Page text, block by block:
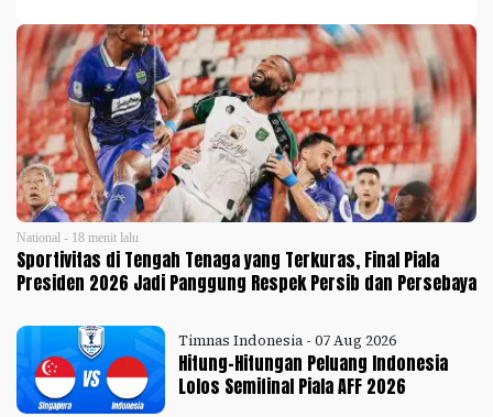
National - 18 menit lalu
Sportivitas di Tengah Tenaga yang Terkuras, Final Piala
Presiden 2026 Jadi Panggung Respek Persib dan Persebaya
Timnas Indonesia - 07 Aug 2026
Hitung-Hitungan Peluang Indonesia
Lolos Semifinal Piala AFF 2026